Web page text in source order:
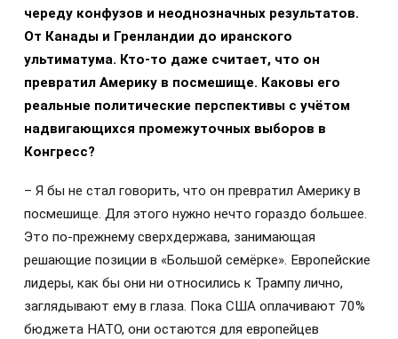
череду конфузов и неоднозначных результатов.
От Канады и Гренландии до иранского
ультиматума. Кто-то даже считает, что он
превратил Америку в посмешище. Каковы его
реальные политические перспективы с учётом
надвигающихся промежуточных выборов в
Конгресс?
– Я бы не стал говорить, что он превратил Америку в
посмешище. Для этого нужно нечто гораздо большее.
Это по-прежнему сверхдержава, занимающая
решающие позиции в «Большой семёрке». Европейские
лидеры, как бы они ни относились к Трампу лично,
заглядывают ему в глаза. Пока США оплачивают 70%
бюджета НАТО, они остаются для европейцев